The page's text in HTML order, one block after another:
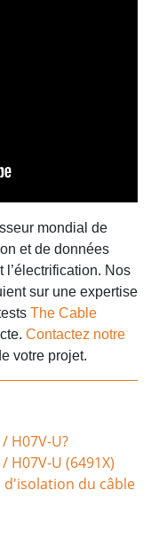
mondial de
et de données
l’électrification. Nos
sur une expertise
The Cable
Contactez notre
votre projet.
H07V-U?
H07V-U (6491X)
du câble